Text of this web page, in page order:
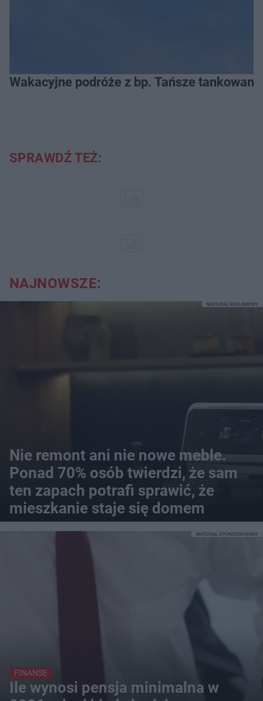
Wakacyjne podróże z bp. Tańsze
SPRAWDŹ TEŻ:
NAJNOWSZE:
Nie remont ani nie nowe meble.
Ponad 70% osób twierdzi, że sam
ten zapach potrafi sprawić, że
mieszkanie staje się domem
MATERIAŁ REKLAMOWY
FINANSE
Ile wynosi pensja minimalna w
MATERIAŁ SPONSOROWANY